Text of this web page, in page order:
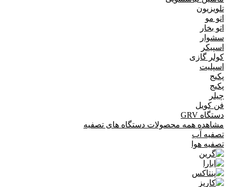
تلویزیون
اتو مو
اتو بخار
سشوار
اسپیکر
کولر گازی
اسپلیت
پکیج
پکیج
چیلر
فن کویل
دستگاه GRV
مشاهده همه محصولات دستگاه های تصفیه
تصفیه آب
تصفیه هوا